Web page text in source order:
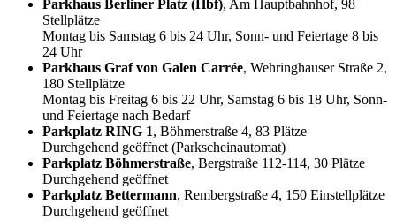
Parkhaus Berliner Platz (Hbf), Am Hauptbahnhof, 98
Stellplätze
Montag bis Samstag 6 bis 24 Uhr, Sonn- und Feiertage 8 bis
24 Uhr
Parkhaus Graf von Galen Carrée, Wehringhauser Straße 2,
180 Stellplätze
Montag bis Freitag 6 bis 22 Uhr, Samstag 6 bis 18 Uhr, Sonn-
und Feiertage nach Bedarf
Parkplatz RING 1, Böhmerstraße 4, 83 Plätze
Durchgehend geöffnet (Parkscheinautomat)
Parkplatz Böhmerstraße, Bergstraße 112-114, 30 Plätze
Durchgehend geöffnet
Parkplatz Bettermann, Rembergstraße 4, 150 Einstellplätze
Durchgehend geöffnet